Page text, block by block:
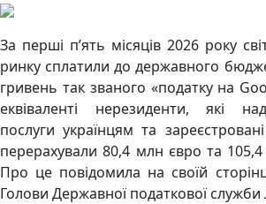
За перші п’ять місяців 2026 року
ринку сплатили до державного
гривень так званого «податку на
еквіваленті нерезиденти, які
послуги українцям та
перерахували 80,4 млн євро та
Про це повідомила на своїй
Голови Державної податкової служби